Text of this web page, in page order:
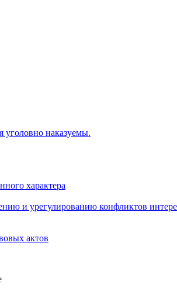
уголовно наказуемы.
характера
и урегулированию конфликтов
актов